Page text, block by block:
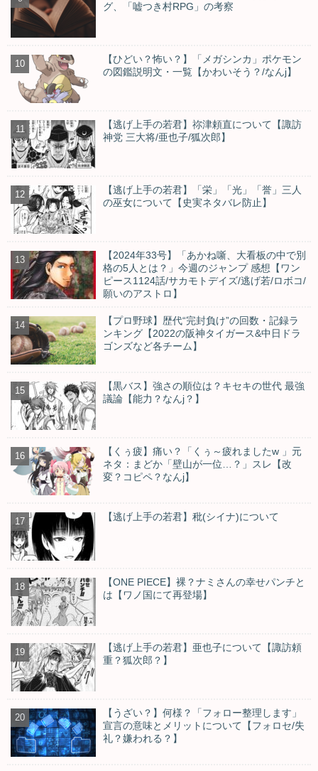
グ、「嘘つき村RPG」の考察
【ひどい？怖い？】「メガシンカ」ポケモン
の図鑑説明文・一覧【かわいそう？/なんj】
【逃げ上手の若君】祢津頼直について【諏訪
神党 三大将/亜也子/狐次郎】
【逃げ上手の若君】「栄」「光」「誉」三人
の巫女について【史実ネタバレ防止】
【2024年33号】「あかね噺、大看板の中で別
格の5人とは？」今週のジャンプ 感想【ワン
ピース1124話/サカモトデイズ/逃げ若/ロボコ/
願いのアストロ】
【プロ野球】歴代“完封負け”の回数・記録ラ
ンキング【2022の阪神タイガース&中日ドラ
ゴンズなど各チーム】
【黒バス】強さの順位は？キセキの世代 最強
議論【能力？なんj？】
【くぅ疲】痛い？「くぅ～疲れましたw 」元
ネタ：まどか「壁山が一位…？」スレ【改
変？コピペ？なんj】
【逃げ上手の若君】秕(シイナ)について
【ONE PIECE】裸？ナミさんの幸せパンチと
は【ワノ国にて再登場】
【逃げ上手の若君】亜也子について【諏訪頼
重？狐次郎？】
【うざい？】何様？「フォロー整理します」
宣言の意味とメリットについて【フォロセ/失
礼？嫌われる？】